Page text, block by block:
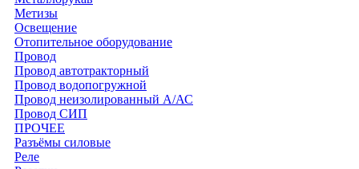
Метизы
Освещение
Отопительное оборудование
Провод
Провод автотракторный
Провод водопогружной
Провод неизолированный А/АС
Провод СИП
ПРОЧЕЕ
Разъёмы силовые
Реле